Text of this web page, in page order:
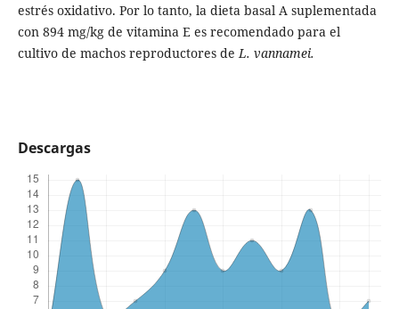
estrés oxidativo. Por lo tanto, la dieta basal A suplementada
con 894 mg/kg de vitamina E es recomendado para el
cultivo de machos reproductores deL. vannamei.
Descargas